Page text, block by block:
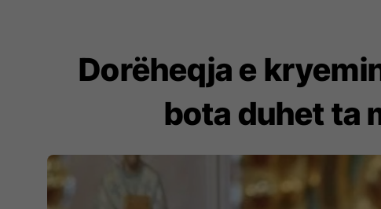
Dorëheqja e
bota duhet ta